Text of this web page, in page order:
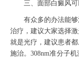
三、面部白癜风可
有众多的办法能够
治疗，建议大家选择
就是光疗，建议患者
施治。308nm准分子